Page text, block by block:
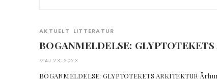
AKTUELT LITTERATUR
BOGANMELDELSE:
MAJ 23, 2023
BOGANMELDELSE: GLYPTOTEKETS